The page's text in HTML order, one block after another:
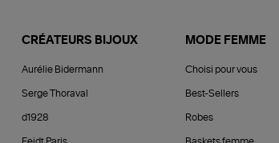
CRÉATEURS BIJOUX
Aurélie Bidermann
Serge Thoraval
d1928
MODE FEMME
Choisi pour vous
Best-Sellers
Robes